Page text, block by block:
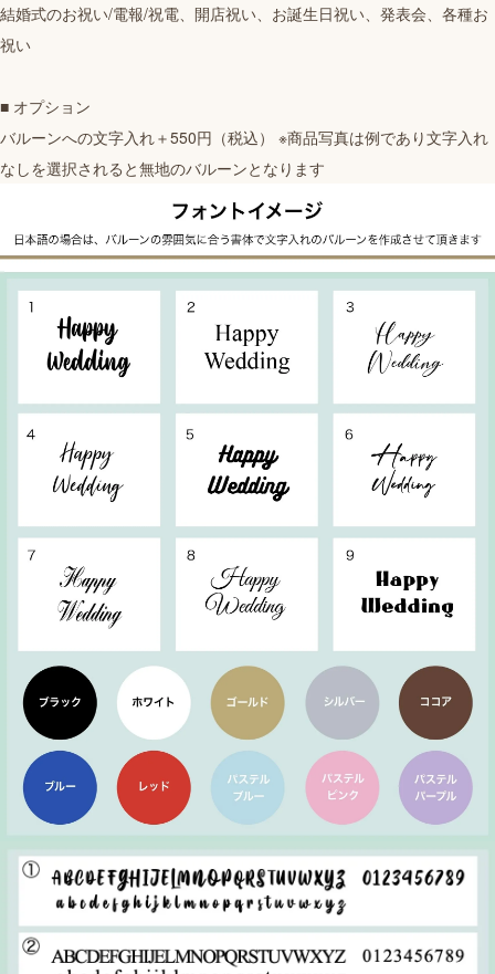
結婚式のお祝い/電報/祝電、開店祝い、お誕生日祝い、発表会、各種お
祝い
■ オプション
バルーンへの文字入れ＋550円（税込） ※商品写真は例であり文字入れ
なしを選択されると無地のバルーンとなります